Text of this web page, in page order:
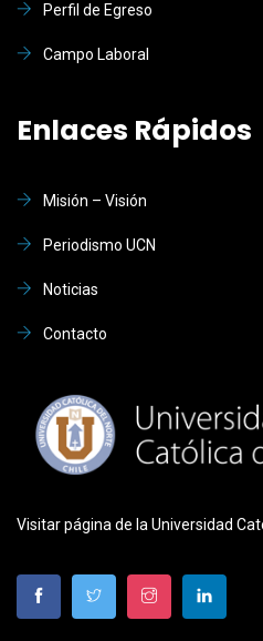
Perfil de Egreso
Campo Laboral
Enlaces Rápidos
Misión – Visión
Periodismo UCN
Noticias
Contacto
Visitar página de la Universidad